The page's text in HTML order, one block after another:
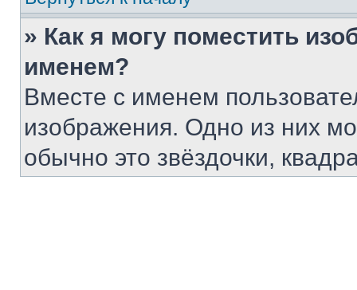
» Как я могу поместить
именем?
Вместе с именем
изображения. Одно из них
обычно это звёздочки,